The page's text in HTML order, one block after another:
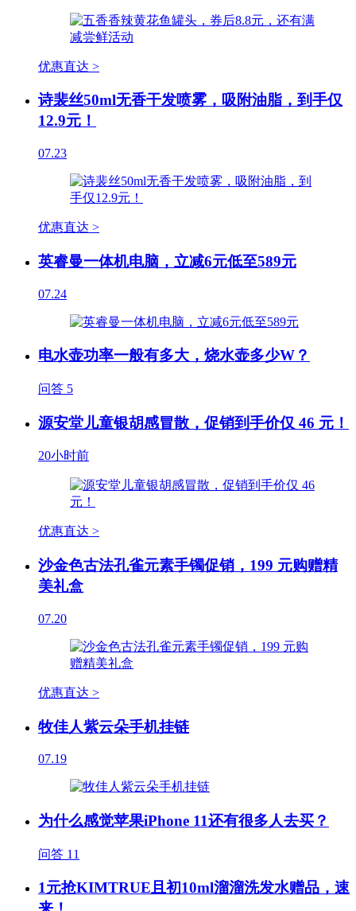
优惠直达 >
诗裴丝50ml无香干发喷雾，吸附油脂，到手仅
12.9元！
07.23
优惠直达 >
英睿曼一体机电脑，立减6元低至589元
07.24
电水壶功率一般有多大，烧水壶多少W？
问答 5
源安堂儿童银胡感冒散，促销到手价仅 46 元！
20小时前
优惠直达 >
沙金色古法孔雀元素手镯促销，199 元购赠精
美礼盒
07.20
优惠直达 >
牧佳人紫云朵手机挂链
07.19
为什么感觉苹果iPhone 11还有很多人去买？
问答 11
1元抢KIMTRUE且初10ml溜溜洗发水赠品，速